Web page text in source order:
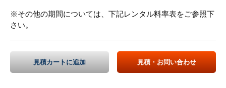
※その他の期間については、下記レンタル料率表をご参照下
さい。
見積カートに追加 見積・お問い合わせ